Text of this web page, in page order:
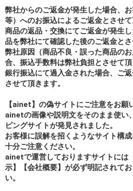
弊社からのご返金が発生した場合、
等）へのお振込によるご返金とさせて
商品の返品・交換にてご返金が発生
品を弊社にて確認した後のご返金とさ
弊社原因（商品不良・誤った商品の
合、振込手数料は弊社負担とさせて頂
銀行振込にて過入金された場合、ご
させて頂きます。
【ainet】の偽サイトにご注意をお願
ainetの画像や説明文をそのまま使い
ピングサイトが発見されました。
お客様に誤解を招くようなサイト構成
十分ご注意ください。
ainetで運営しておりますサイトには
示】【会社概要】が必ず明記されて
い。